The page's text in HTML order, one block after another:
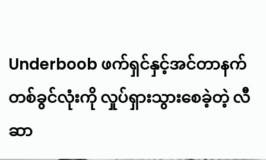
Underboob ဖက်ရှင်နှင့်အင်တာနက်
တစ်ခွင်လုံးကို လှုပ်ရှားသွားစေခဲ့တဲ့ လီ
ဆာ